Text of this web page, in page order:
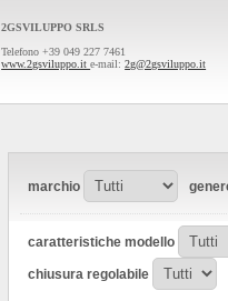
2GSVILUPPO SRLS
Telefono +39 049 227 7461
www.2gsviluppo.ite-mail:2g@2gsviluppo.it
marchio
caratteristiche modello
chiusura regolabile